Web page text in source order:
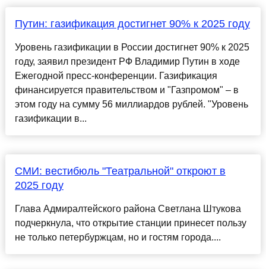
Путин: газификация достигнет 90% к 2025 году
Уровень газификации в России достигнет 90% к 2025
году, заявил президент РФ Владимир Путин в ходе
Ежегодной пресс-конференции. Газификация
финансируется правительством и "Газпромом" – в
этом году на сумму 56 миллиардов рублей. "Уровень
газификации в...
СМИ: вестибюль "Театральной" откроют в
2025 году
Глава Адмиралтейского района Светлана Штукова
подчеркнула, что открытие станции принесет пользу
не только петербуржцам, но и гостям города....